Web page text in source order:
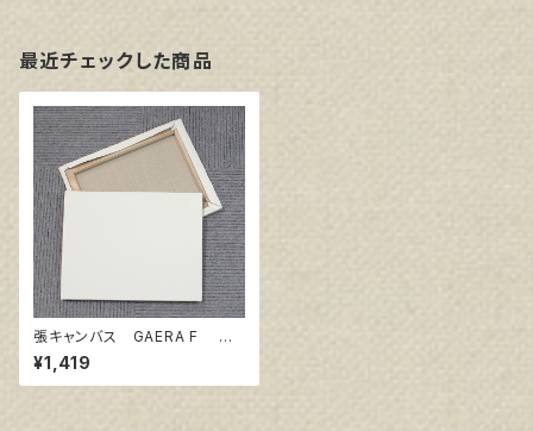
最近チェックした商品
張キャンバス GAERA F 6
号
¥1,419